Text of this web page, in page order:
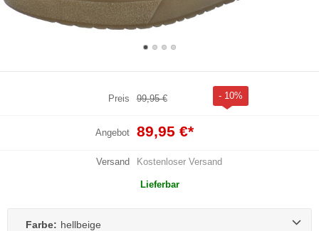
Preis 99,95 € - 10%
Angebot 89,95 €*
Versand Kostenloser Versand
Lieferbar
Farbe: hellbeige